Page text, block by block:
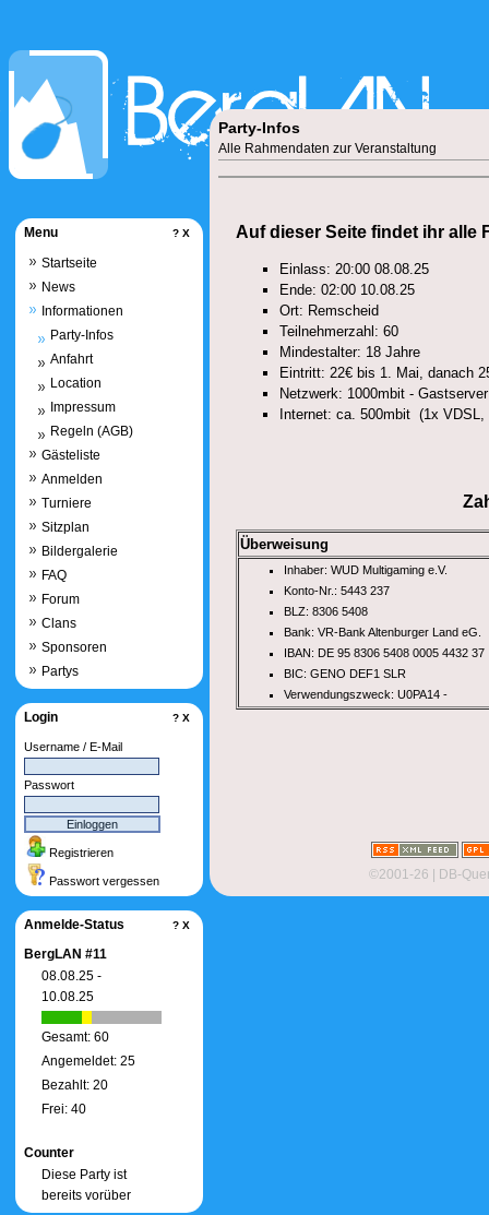
Party-Infos
Alle Rahmendaten zur Veranstaltung
Auf dieser Seite findet ihr alle
Einlass: 20:00 08.08.25
Ende: 02:00 10.08.25
Ort: Remscheid
Teilnehmerzahl: 60
Mindestalter: 18 Jahre
Eintritt: 22€ bis 1. Mai, danach
Netzwerk: 1000mbit -
Internet: ca. 500mbit (1x
Überweisung
Inhaber: WUD Multigaming e.V.
Konto-Nr.: 5443 237
BLZ: 8306 5408
Bank: VR-Bank Altenburger Land eG.
IBAN: DE 95 8306 5408 0005 4432 37
BIC: GENO DEF1 SLR
Verwendungszweck: U0PA14 -
©2001-26 | DB-
Menu ? X
Startseite
News
Informationen
Party-Infos
Anfahrt
Location
Impressum
Regeln (AGB)
Gästeliste
Anmelden
Turniere
Sitzplan
Bildergalerie
FAQ
Forum
Clans
Sponsoren
Partys
Login ? X
Username / E-Mail
Passwort
Registrieren
Passwort vergessen
Anmelde-Status ? X
BergLAN #11
08.08.25 -
10.08.25
Gesamt: 60
Angemeldet: 25
Bezahlt: 20
Frei: 40
Counter
Diese Party ist
bereits vorüber